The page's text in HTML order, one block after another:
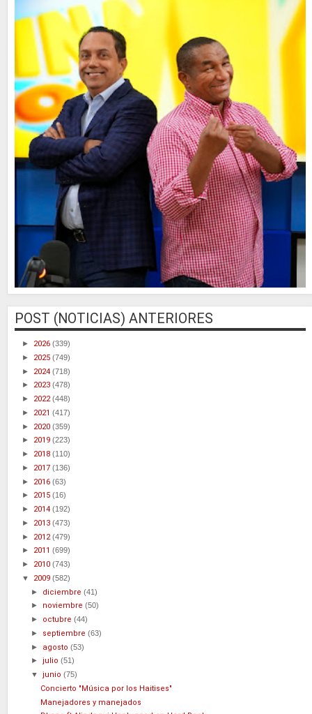
POST (NOTICIAS) ANTERIORES
► 2026 (339)
► 2025 (749)
► 2024 (718)
► 2023 (478)
► 2022(448)
► 2021 (417)
► 2020 (359)
► 2019 (223)
► 2018 (110)
► 2017 (136)
► 2016 (63)
► 2015 (16)
► 2014 (192)
► 2013 (473)
► 2012(479)
► 2011 (699)
► 2010 (743)
▼ 2009 (582)
► diciembre(41)
► noviembre(50)
► octubre(44)
► septiembre(63)
► agosto(53)
►julio(51)
▼junio(75)
Concierto "Música por los Haitises"
Manejadores y manejados